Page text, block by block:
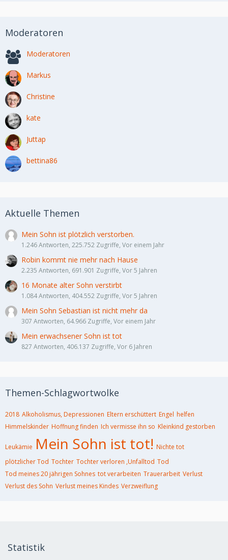
Moderatoren
Moderatoren
Markus
Christine
kate
Juttap
bettina86
Aktuelle Themen
Mein Sohn ist plötzlich verstorben.
1.246 Antworten, 225.752 Zugriffe, Vor einem Jahr
Robin kommt nie mehr nach Hause
2.235 Antworten, 691.901 Zugriffe, Vor 5 Jahren
16 Monate alter Sohn verstirbt
1.084 Antworten, 404.552 Zugriffe, Vor 5 Jahren
Mein Sohn Sebastian ist nicht mehr da
307 Antworten, 64.966 Zugriffe, Vor einem Jahr
Mein erwachsener Sohn ist tot
827 Antworten, 406.137 Zugriffe, Vor 6 Jahren
Themen-Schlagwortwolke
2018 Alkoholismus, Depressionen Eltern erschüttert Engel helfen
Himmelskinder Hoffnung finden Ich vermisse ihn so Kleinkind gestorben
Leukämie Mein Sohn ist tot! Nichte tot
plötzlicher Tod Tochter Tochter verloren ,Unfalltod Tod
Tod meines 20 jährigen Sohnes tot verarbeiten Trauerarbeit Verlust
Verlust des Sohn Verlust meines Kindes Verzweiflung
Statistik